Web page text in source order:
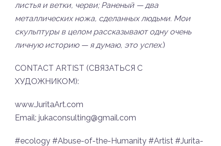
листья и ветки, черви; Раненый — два
металлических ножа, сделанных людьми. Мои
скульптуры в целом рассказывают одну очень
личную историю — я думаю, это успех.)
CONTACT ARTIST (СВЯЗАТЬСЯ С
ХУДОЖНИКОМ):
www.JuritaArt.com
Email: jukaconsulting@gmail.com
#ecology #Abuse-of-the-Humanity #Artist #Jurita-